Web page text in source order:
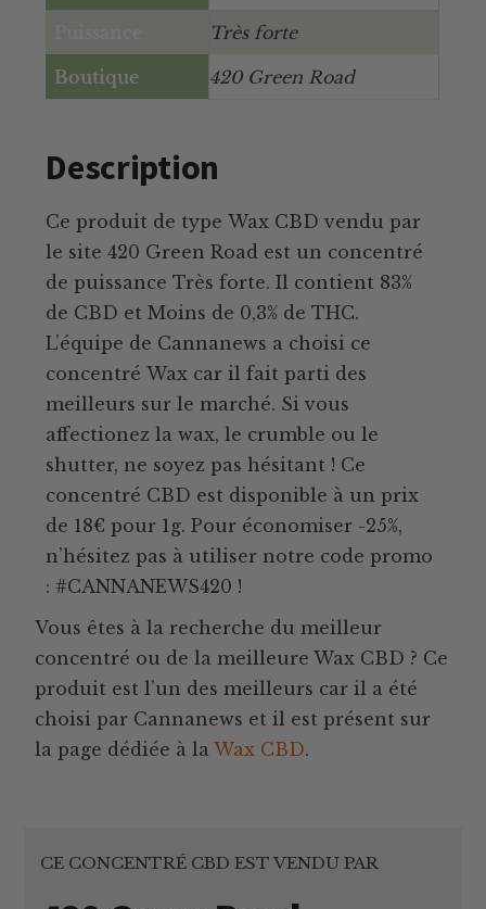
Très forte
Boutique 420 Green Road
Description
Ce produit de type Wax CBD vendu par
le site 420 Green Road est un concentré
de puissance Très forte. Il contient 83%
de CBD et Moins de 0,3% de THC.
L’équipe de Cannanews a choisi ce
concentré Wax car il fait parti des
meilleurs sur le marché. Si vous
affectionez la wax, le crumble ou le
shutter, ne soyez pas hésitant ! Ce
concentré CBD est disponible à un prix
de 18€ pour 1g. Pour économiser -25%,
n’hésitez pas à utiliser notre code promo
: #CANNANEWS420 !
Vous êtes à la recherche du meilleur
concentré ou de la meilleure Wax CBD ? Ce
produit est l’un des meilleurs car il a été
choisi par Cannanews et il est présent sur
la page dédiée à laWax CBD.
CE CONCENTRÉ CBD EST VENDU PAR